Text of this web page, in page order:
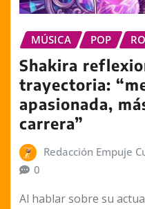
MÚSICA POP
Shakira
trayectoria:
apasionada,
carrera”
Redacción Empuje
0
Al hablar sobre su